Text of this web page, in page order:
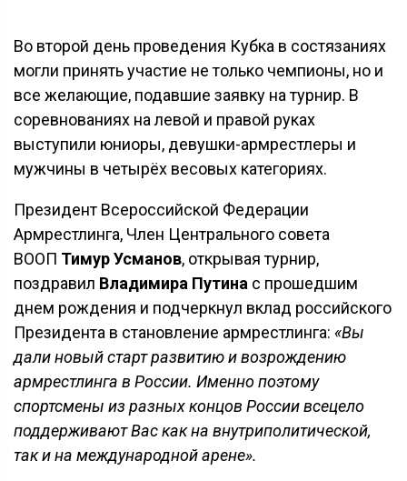
Во второй день проведения Кубка в состязаниях
могли принять участие не только чемпионы, но и
все желающие, подавшие заявку на турнир. В
соревнованиях на левой и правой руках
выступили юниоры, девушки-армрестлеры и
мужчины в четырёх весовых категориях.
Президент Всероссийской Федерации
Армрестлинга, Член Центрального совета
ВООП Тимур Усманов, открывая турнир,
поздравил Владимира Путина с прошедшим
днем рождения и подчеркнул вклад российского
Президента в становление армрестлинга: «Вы
дали новый старт развитию и возрождению
армрестлинга в России. Именно поэтому
спортсмены из разных концов России всецело
поддерживают Вас как на внутриполитической,
так и на международной арене».